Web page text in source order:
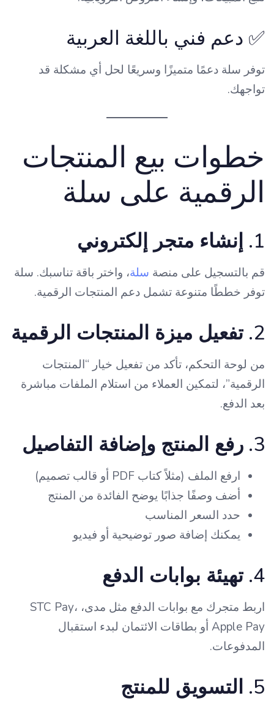
✅ دعم فني باللغة العربية
توفر سلة دعمًا متميزًا وسريعًا لحل أي مشكلة قد
تواجهك.
خطوات بيع المنتجات
الرقمية على سلة
1. إنشاء متجر إلكتروني
قم بالتسجيل على منصة سلة، واختر باقة تناسبك. سلة
توفر خططًا متنوعة تشمل دعم المنتجات الرقمية.
2. تفعيل ميزة المنتجات الرقمية
من لوحة التحكم، تأكد من تفعيل خيار “المنتجات
الرقمية”، لتمكين العملاء من استلام الملفات مباشرة
بعد الدفع.
3. رفع المنتج وإضافة التفاصيل
ارفع الملف (مثلاً كتاب PDF أو قالب تصميم)
أضف وصفًا جذابًا يوضح الفائدة من المنتج
حدد السعر المناسب
يمكنك إضافة صور توضيحية أو فيديو
4. تهيئة بوابات الدفع
اربط متجرك مع بوابات الدفع مثل مدى، STC Pay،
Apple Pay أو بطاقات الائتمان لبدء استقبال
المدفوعات.
5. التسويق للمنتج